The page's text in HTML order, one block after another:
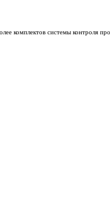
комплектов системы контроля